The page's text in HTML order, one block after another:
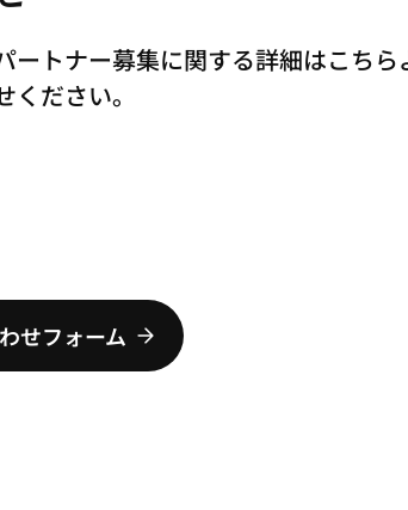
ートナー募集に関する詳細はこちら
ください。
せフォーム